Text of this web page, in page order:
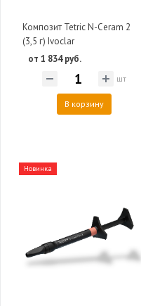
Композит Tetric N-Ceram 2
(3,5 г) Ivoclar
от 1 834 руб.
шт
В корзину
Новинка